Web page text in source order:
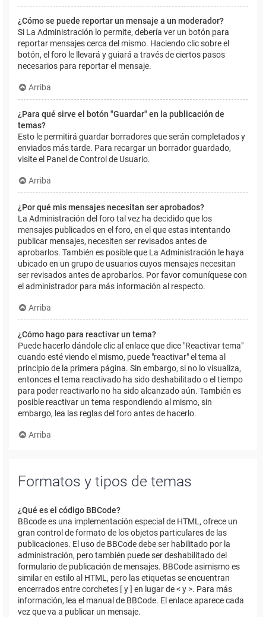
¿Cómo se puede reportar un mensaje a un moderador?
Si La Administración lo permite, debería ver un botón para
reportar mensajes cerca del mismo. Haciendo clic sobre el
botón, el foro le llevará y guiará a través de ciertos pasos
necesarios para reportar el mensaje.
Arriba
¿Para qué sirve el botón "Guardar" en la publicación de
temas?
Esto le permitirá guardar borradores que serán completados y
enviados más tarde. Para recargar un borrador guardado,
visite el Panel de Control de Usuario.
Arriba
¿Por qué mis mensajes necesitan ser aprobados?
La Administración del foro tal vez ha decidido que los
mensajes publicados en el foro, en el que estas intentando
publicar mensajes, necesiten ser revisados antes de
aprobarlos. También es posible que La Administración le haya
ubicado en un grupo de usuarios cuyos mensajes necesitan
ser revisados antes de aprobarlos. Por favor comuníquese con
el administrador para más información al respecto.
Arriba
¿Cómo hago para reactivar un tema?
Puede hacerlo dándole clic al enlace que dice "Reactivar tema"
cuando esté viendo el mismo, puede "reactivar" el tema al
principio de la primera página. Sin embargo, si no lo visualiza,
entonces el tema reactivado ha sido deshabilitado o el tiempo
para poder reactivarlo no ha sido alcanzado aún. También es
posible reactivar un tema respondiendo al mismo, sin
embargo, lea las reglas del foro antes de hacerlo.
Arriba
Formatos y tipos de temas
¿Qué es el código BBCode?
BBcode es una implementación especial de HTML, ofrece un
gran control de formato de los objetos particulares de las
publicaciones. El uso de BBCode debe ser habilitado por la
administración, pero también puede ser deshabilitado del
formulario de publicación de mensajes. BBCode asimismo es
similar en estilo al HTML, pero las etiquetas se encuentran
encerrados entre corchetes [ y ] en lugar de < y >. Para más
información, lea el manual de BBCode. El enlace aparece cada
vez que va a publicar un mensaje.